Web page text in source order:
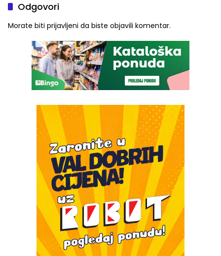
Odgovori
Morate biti prijavljeni da biste objavili komentar.